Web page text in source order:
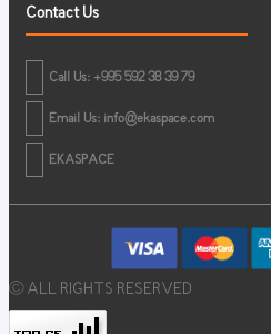
Contact Us
Call Us: +995 592 38 39 79
Email Us: info@ekaspace.com
EKASPACE
© ALL RIGHTS RESERVED